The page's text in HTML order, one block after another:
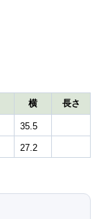
横 長さ
35.5
27.2